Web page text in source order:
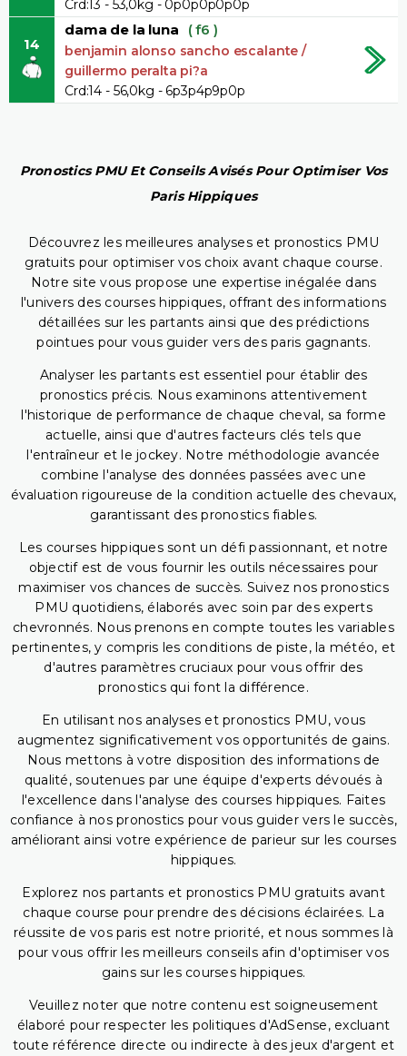
Crd:13 - 53,0kg - 0p0p0p0p0p
14
dama de la luna ( f6 )
benjamin alonso sancho escalante /
guillermo peralta pi?a
Crd:14 - 56,0kg - 6p3p4p9p0p
Pronostics PMU Et Conseils Avisés Pour Optimiser Vos
Paris Hippiques
Découvrez les meilleures analyses et pronostics PMU
gratuits pour optimiser vos choix avant chaque course.
Notre site vous propose une expertise inégalée dans
l'univers des courses hippiques, offrant des informations
détaillées sur les partants ainsi que des prédictions
pointues pour vous guider vers des paris gagnants.
Analyser les partants est essentiel pour établir des
pronostics précis. Nous examinons attentivement
l'historique de performance de chaque cheval, sa forme
actuelle, ainsi que d'autres facteurs clés tels que
l'entraîneur et le jockey. Notre méthodologie avancée
combine l'analyse des données passées avec une
évaluation rigoureuse de la condition actuelle des chevaux,
garantissant des pronostics fiables.
Les courses hippiques sont un défi passionnant, et notre
objectif est de vous fournir les outils nécessaires pour
maximiser vos chances de succès. Suivez nos pronostics
PMU quotidiens, élaborés avec soin par des experts
chevronnés. Nous prenons en compte toutes les variables
pertinentes, y compris les conditions de piste, la météo, et
d'autres paramètres cruciaux pour vous offrir des
pronostics qui font la différence.
En utilisant nos analyses et pronostics PMU, vous
augmentez significativement vos opportunités de gains.
Nous mettons à votre disposition des informations de
qualité, soutenues par une équipe d'experts dévoués à
l'excellence dans l'analyse des courses hippiques. Faites
confiance à nos pronostics pour vous guider vers le succès,
améliorant ainsi votre expérience de parieur sur les courses
hippiques.
Explorez nos partants et pronostics PMU gratuits avant
chaque course pour prendre des décisions éclairées. La
réussite de vos paris est notre priorité, et nous sommes là
pour vous offrir les meilleurs conseils afin d'optimiser vos
gains sur les courses hippiques.
Veuillez noter que notre contenu est soigneusement
élaboré pour respecter les politiques d'AdSense, excluant
toute référence directe ou indirecte à des jeux d'argent et